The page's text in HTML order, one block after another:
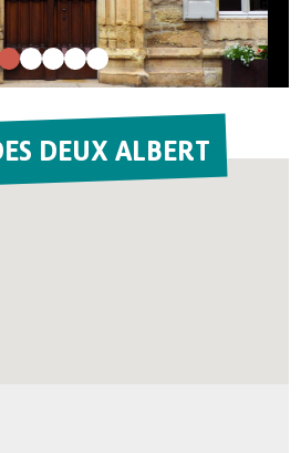
DEUX ALBERT